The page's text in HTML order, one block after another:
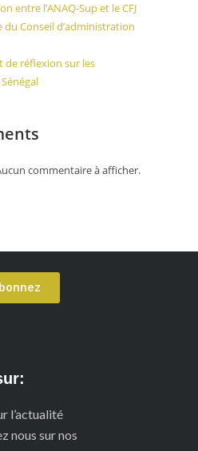
entre l’ANAQ-Sup et le CFJ
Conseil d’administration
de réflexion sur les
commentaire à afficher.
l’actualité
nous sur nos